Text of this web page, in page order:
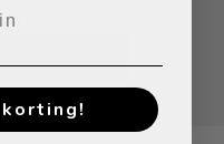
leeg